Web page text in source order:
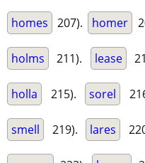
homes 207). homer
holms 211). lease
holla 215). sorel
smell 219). lares